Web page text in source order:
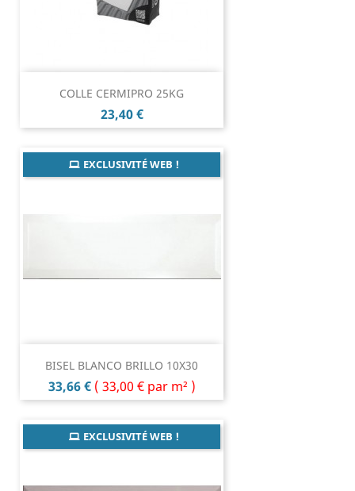
COLLE CERMIPRO 25KG
Prix
23,40 €
BISEL BLANCO BRILLO 10X30
Prix
33,66 € ( 33,00 € par m² )
EXCLUSIVITÉ WEB !
EXCLUSIVITÉ WEB !